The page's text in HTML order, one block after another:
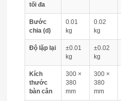
tối đa
Bước
chia (d)
0.01
kg
0.02
kg
Độ lặp lại
±0.01
kg
±0.02
kg
Kích
thước
bàn cân
300 ×
380
mm
300 ×
380
mm